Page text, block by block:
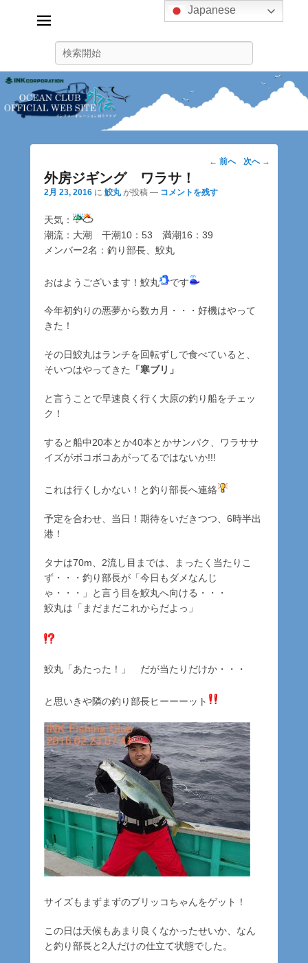
インクコーポレーション釣り
クラブ
投
ナ
ー
← 前へ 次へ →
外房ジギング ワラサ！
2月 23, 2016 に 鮫丸 が投稿 — コメントを残す
天気：
潮流：大潮 干潮10：53 満潮16：39
メンバー2名：釣り部長、鮫丸
おはようございます！鮫丸 です
今年初釣りの悪夢から数カ月・・・好機はやって
きた！
その日鮫丸はランチを回転ずしで食べていると、
そいつはやってきた
「寒ブリ」
と言うことで早速良く行く大原の釣り船をチェッ
ク！
すると船中20本とか40本とかサンパク、ワラササ
イズがボコボコあがってるではないか!!!
これは行くしかない！と釣り部長へ連絡
予定を合わせ、当日！期待をいだきつつ、6時半出
港！
タナは70m、2流し目までは、まったく当たりこ
ず・・・釣り部長が「今日もダメなんじ
ゃ・・・」と言う目を鮫丸へ向ける・・・
鮫丸は「まだまだこれからだよっ」
鮫丸「あたった！」 だが当たりだけか・・・
と思いきや隣の釣り部長ヒーーーット
サイズもまずまずのブリッコちゃんをゲット！
この日は天候もあまり良くなかったせいか、なん
と釣り部長と2人だけの仕立て状態でした。
Japanese